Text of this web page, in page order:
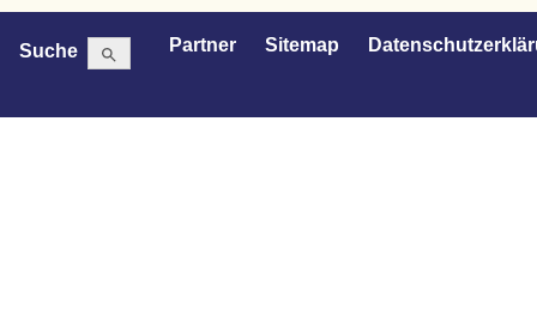
Suche Search
for:
Search Button Partner Sitemap